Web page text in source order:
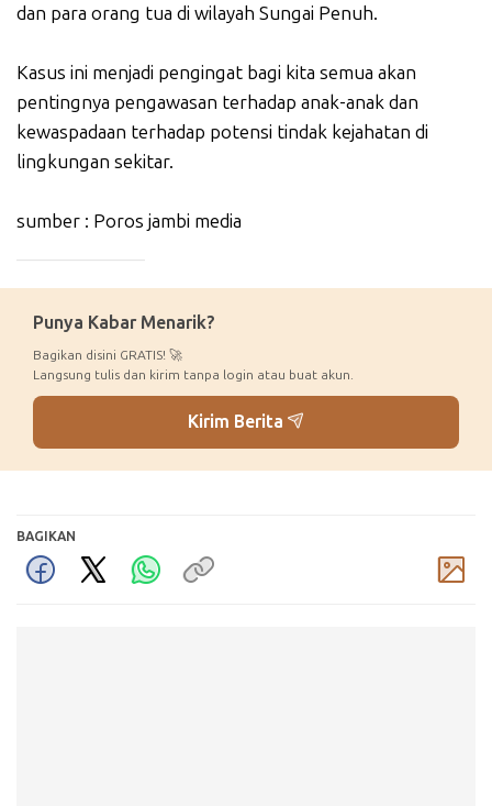
dan para orang tua di wilayah Sungai Penuh.
Kasus ini menjadi pengingat bagi kita semua akan
pentingnya pengawasan terhadap anak-anak dan
kewaspadaan terhadap potensi tindak kejahatan di
lingkungan sekitar.
sumber : Poros jambi media
Punya Kabar Menarik?
Bagikan disini GRATIS! 🚀
Langsung tulis dan kirim tanpa login atau buat akun.
Kirim Berita
BAGIKAN